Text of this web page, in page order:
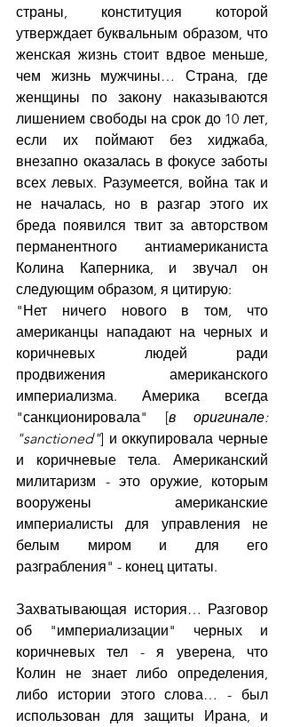
страны, конституция которой
утверждает буквальным образом, что
женская жизнь стоит вдвое меньше,
чем жизнь мужчины… Страна, где
женщины по закону наказываются
лишением свободы на срок до 10 лет,
если их поймают без хиджаба,
внезапно оказалась в фокусе заботы
всех левых. Разумеется, война так и
не началась, но в разгар этого их
бреда появился твит за авторством
перманентного антиамериканиста
Колина Каперника, и звучал он
следующим образом, я цитирую:
"Нет ничего нового в том, что
американцы нападают на черных и
коричневых людей ради
продвижения американского
империализма. Америка всегда
"санкционировала" [в оригинале:
"sanctioned"] и оккупировала черные
и коричневые тела. Американский
милитаризм - это оружие, которым
вооружены американские
империалисты для управления не
белым миром и для его
разграбления" - конец цитаты.
Захватывающая история… Разговор
об "империализации" черных и
коричневых тел - я уверена, что
Колин не знает либо определения,
либо истории этого слова… - был
использован для защиты Ирана, и